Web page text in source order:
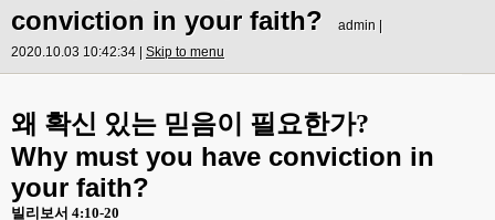
conviction in your faith?
admin |
2020.10.03 10:42:34 | Skip to menu
왜 확신 있는 믿음이 필요한가?
Why must you have conviction in
your faith?
빌리보서 4:10-20